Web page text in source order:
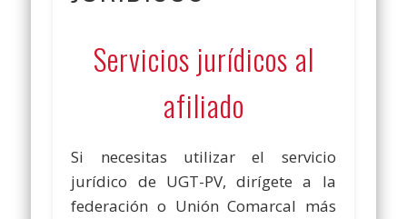
Servicios jurídicos al
afiliado
Si necesitas utilizar el servicio
jurídico de UGT-PV, dirígete a la
federación o Unión Comarcal más